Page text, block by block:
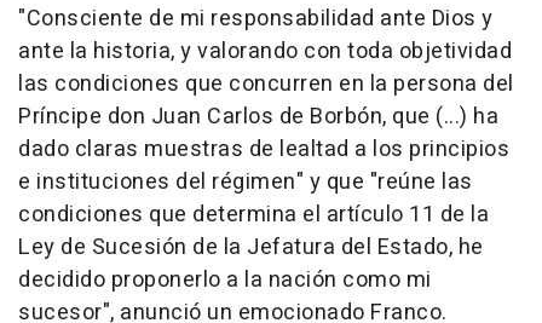
"Consciente de mi responsabilidad ante Dios y
ante la historia, y valorando con toda objetividad
las condiciones que concurren en la persona del
Príncipe don Juan Carlos de Borbón, que (...) ha
dado claras muestras de lealtad a los principios
e instituciones del régimen" y que "reúne las
condiciones que determina el artículo 11 de la
Ley de Sucesión de la Jefatura del Estado, he
decidido proponerlo a la nación como mi
sucesor", anunció un emocionado Franco.